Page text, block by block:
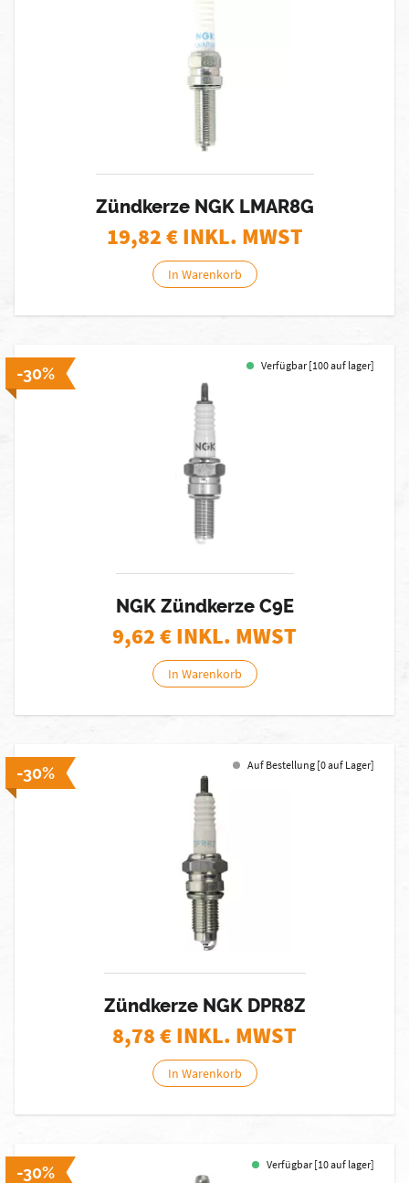
Zündkerze NGK LMAR8G
19,82€ INKL. MWST
In Warenkorb
-30% Verfügbar [100 auf lager]
NGK Zündkerze C9E
9,62€ INKL. MWST
In Warenkorb
-30% Auf Bestellung [0 auf Lager]
Zündkerze NGK DPR8Z
8,78€ INKL. MWST
In Warenkorb
-30% Verfügbar [10 auf lager]